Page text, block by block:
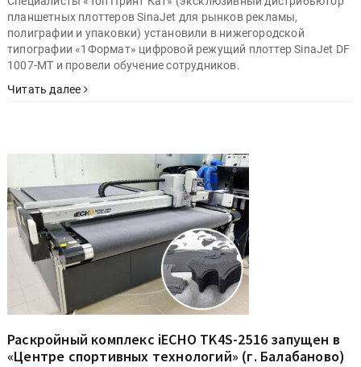
планшетных плоттеров SinaJet для рынков рекламы,
полиграфии и упаковки) установили в нижегородской
типографии «1Формат» цифровой режущий плоттер SinaJet DF
1007-MT и провели обучение сотрудников.
Читать далее
Раскройный комплекс iECHO TK4S-2516 запущен в
«Центре спортивных технологий» (г. Балабаново)